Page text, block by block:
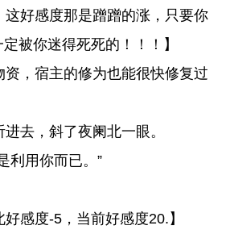
好感度那是蹭蹭的涨，只要你
被你迷得死死的！！！】
，宿主的修为也能很快修复过
去，斜了夜阑北一眼。
利用你而已。”
感度-5，当前好感度20.】